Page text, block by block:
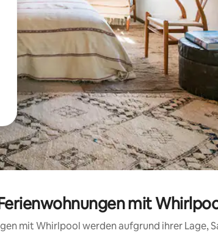
mit
mit Whirlpool werden aufgrund ihrer